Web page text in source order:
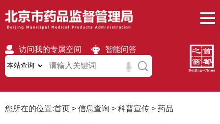
访问我的专属空间 智能问答
无障碍 繁體 移动版
您所在的位置:首页 > 信息查询 > 科普宣传 > 药品